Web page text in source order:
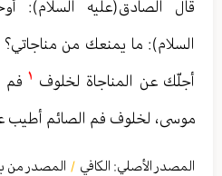
قال الصادق(عليه السلام):
السلام): ما يمنعك من
أجلّك عن المناجاة لخلوف فم
موسى، لخلوف فم الصائم
المصدر الأصلي: الكافي / المصدر من